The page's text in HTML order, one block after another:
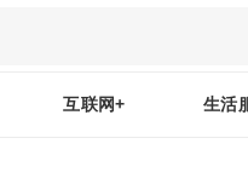
互联网+ 生活